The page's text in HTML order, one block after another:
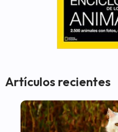
Artículos recientes